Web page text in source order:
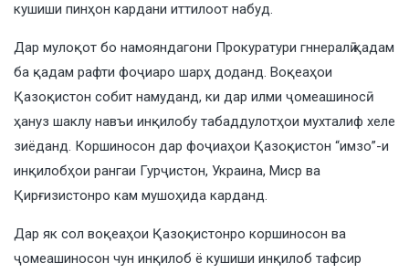
кушиши пинҳон кардани иттилоот набуд.
Дар мулоқот бо намояндагони Прокуратури гннералӣ қадам
ба қадам рафти фоҷиаро шарҳ доданд. Воқеаҳои
Қазоқистон собит намуданд, ки дар илми ҷомеашиносӣ
ҳануз шаклу навъи инқилобу табаддулотҳои мухталиф хеле
зиёданд. Коршиносон дар фоҷиаҳои Қазоқистон “имзо”-и
инқилобҳои рангаи Гурҷистон, Украина, Миср ва
Қирғизистонро кам мушоҳида карданд.
Дар як сол воқеаҳои Қазоқистонро коршиносон ва
ҷомеашиносон чун инқилоб ё кушиши инқилоб тафсир